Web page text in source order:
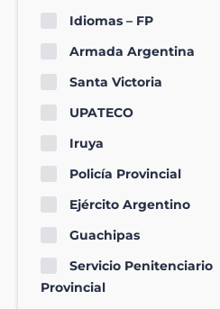
Idiomas – FP
Armada Argentina
Santa Victoria
UPATECO
Iruya
Policía Provincial
Ejército Argentino
Guachipas
Servicio Penitenciario
Provincial